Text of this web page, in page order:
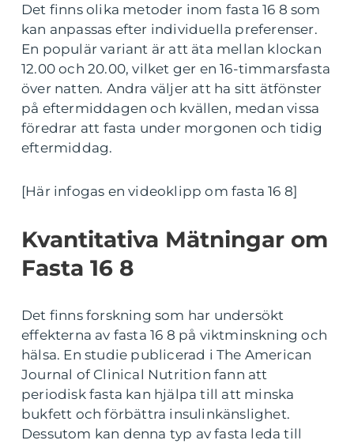
Det finns olika metoder inom fasta 16 8 som
kan anpassas efter individuella preferenser.
En populär variant är att äta mellan klockan
12.00 och 20.00, vilket ger en 16-timmarsfasta
över natten. Andra väljer att ha sitt ätfönster
på eftermiddagen och kvällen, medan vissa
föredrar att fasta under morgonen och tidig
eftermiddag.
[Här infogas en videoklipp om fasta 16 8]
Kvantitativa Mätningar om
Fasta 16 8
Det finns forskning som har undersökt
effekterna av fasta 16 8 på viktminskning och
hälsa. En studie publicerad i The American
Journal of Clinical Nutrition fann att
periodisk fasta kan hjälpa till att minska
bukfett och förbättra insulinkänslighet.
Dessutom kan denna typ av fasta leda till